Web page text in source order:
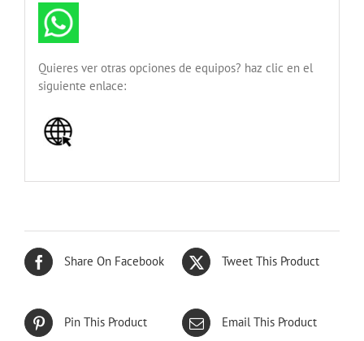
Quieres ver otras opciones de equipos? haz clic en el
siguiente enlace:
Share On Facebook Tweet This Product
Pin This Product Email This Product